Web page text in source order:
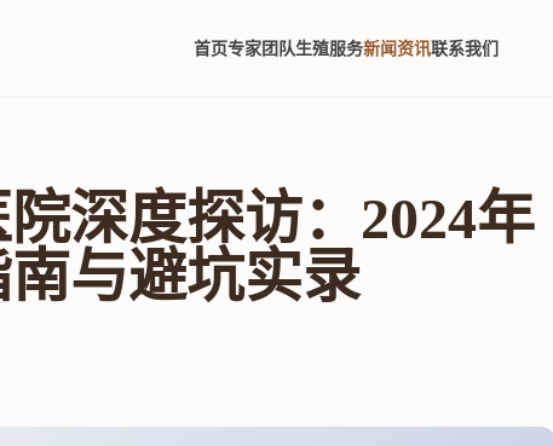
首页专家团队生殖服务新闻资讯联系我们
深度探访：2024年
与避坑实录